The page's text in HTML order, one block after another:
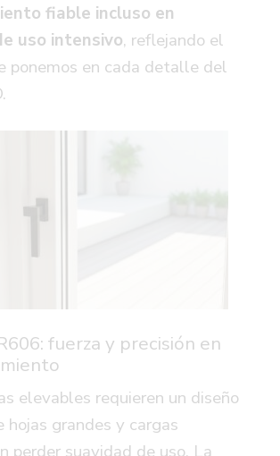
fiable incluso en
uso intensivo, reflejando el
ponemos en cada detalle del
fuerza y precisión en
elevables requieren un diseño
hojas grandes y cargas